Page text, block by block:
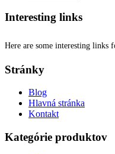
Interesting links
Here are some interesting links
Stránky
Blog
Hlavná stránka
Kontakt
Kategórie produktov